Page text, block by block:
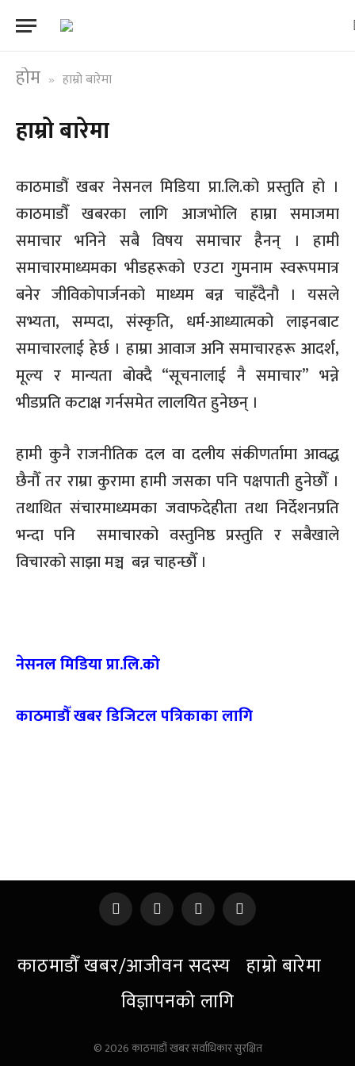
होम » हाम्रो बारेमा
हाम्रो बारेमा
काठमाडौं खबर नेसनल मिडिया प्रा.लि.को प्रस्तुति हो ।
काठमाडौँ खबरका लागि आजभोलि हाम्रा समाजमा
समाचार भनिने सबै विषय समाचार हैनन् । हामी
समाचारमाध्यमका भीडहरूको एउटा गुमनाम स्वरूपमात्र
बनेर जीविकोपार्जनको माध्यम बन्न चाहँदैनौ । यसले
सभ्यता, सम्पदा, संस्कृति, धर्म-आध्यात्मको लाइनबाट
समाचारलाई हेर्छ । हाम्रा आवाज अनि समाचारहरू आदर्श,
मूल्य र मान्यता बोक्दै “सूचनालाई नै समाचार” भन्ने
भीडप्रति कटाक्ष गर्नसमेत लालयित हुनेछन् ।
हामी कुनै राजनीतिक दल वा दलीय संकीणर्तामा आवद्ध
छैनौँ तर राम्रा कुरामा हामी जसका पनि पक्षपाती हुनेछौँ ।
तथाथित संचारमाध्यमका जवाफदेहीता तथा निर्देशनप्रति
भन्दा पनि समाचारको वस्तुनिष्ठ प्रस्तुति र सबैखाले
विचारको साझा मञ्च बन्न चाहन्छौँ ।
नेसनल मिडिया प्रा.लि.को
काठमाडौँ खबर डिजिटल पत्रिकाका लागि
Facebook
X
(Twitter)
InstagramPinterest
काठमाडौँ खबर/आजीवन सदस्य हाम्रो बारेमा
विज्ञापनको लागि
© 2026 काठमाडौं खबर सर्वाधिकार सुरक्षित